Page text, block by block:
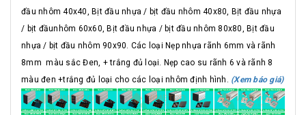
đầu nhôm 40x40, Bịt đầu nhựa / bịt đầu nhôm 40x80, Bịt đầu nhựa
/ bịt đầunhôm 60x60, Bịt đầu nhựa / bịt đầu nhôm 80x80, Bịt đầu
nhựa / bịt đầu nhôm 90x90. Các loại Nẹp nhựa rãnh 6mm và rãnh
8mm màu sắc Đen, + trắng đủ loại. Nẹp cao su rãnh 6 và rãnh 8
màu đen +trắng đủ loại cho các loại nhôm định hình. (Xem báo giá)